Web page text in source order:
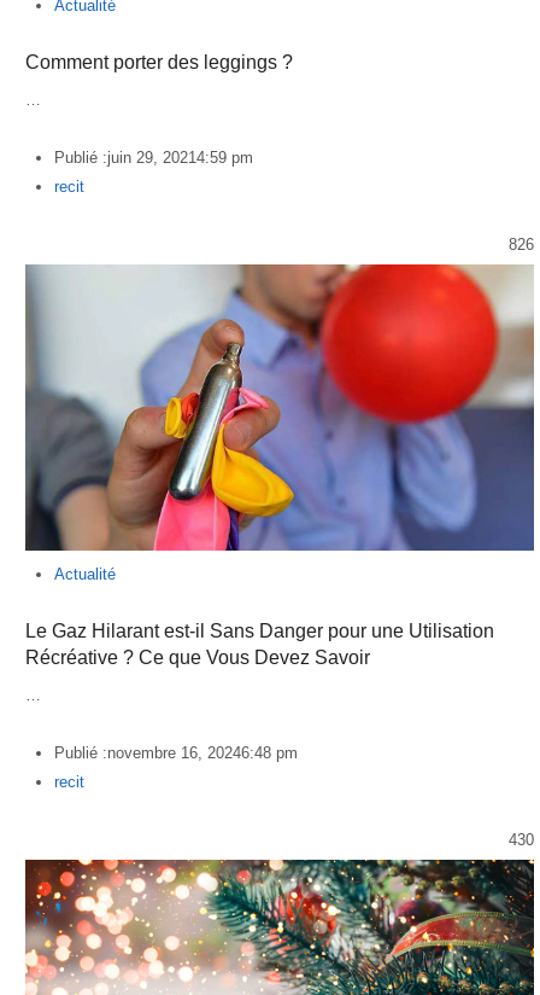
Actualité
Comment porter des leggings ?
Publié :juin 29, 2021 4:59 pm
Author
recit
826
Actualité
Le Gaz Hilarant est-il Sans Danger pour une Utilisation
Récréative ? Ce que Vous Devez Savoir
…
Publié :novembre 16, 20246:48 pm
Author
recit
430